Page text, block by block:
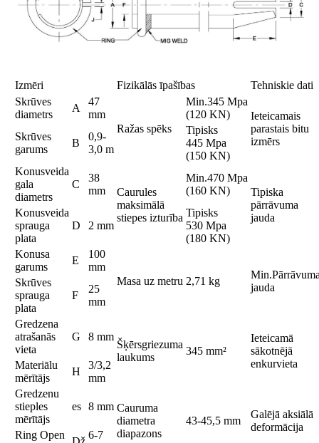
Izmēri Fizikālās īpašības
Tehniskie dati
Skrūves
diametrs
A
47
mm
Ražas spēks
Min.345 Mpa
(120 KN)
Ieteicamais
parastais bitu
izmērs
Skrūves
garums
B
0,9-
3,0 m
Tipisks
445 Mpa
(150 KN)
Konusveida
gala
diametrs
C
38
mm
Caurules
maksimālā
stiepes izturība
Min.470 Mpa
(160 KN)
Tipiska
pārrāvuma
jauda
Konusveida
sprauga
plata
D 2 mm
Tipisks
530 Mpa
(180 KN)
Konusa
garums
E
100
mm
Masa uz metru 2,71 kg
jauda
Skrūves
sprauga
plata
F
25
mm
Gredzena
atrašanās
vieta
G 8 mm
Šķērsgriezuma
laukums
345 mm²
Ieteicamā
sākotnējā
enkurvieta
Materiālu
mērītājs
H
3/3,2
mm
Gredzenu
stieples
mērītājs
es 8 mm Cauruma
diametra
diapazons
43-45,5 mm
Galējā aksiālā
deformācija
Ring Open
6-7